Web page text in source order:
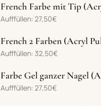
French Farbe mit Tip
Aufffüllen: 27,50€
French 2 Farben (Acryl
Aufffüllen: 32,50€
Farbe Gel ganzer Nagel
Aufffüllen: 27,50€